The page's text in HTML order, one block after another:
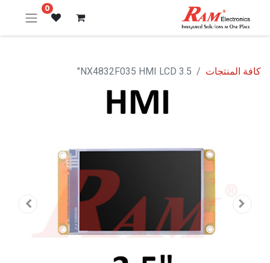
0
كافة المنتجات NX4832F035 HMI LCD 3.5"